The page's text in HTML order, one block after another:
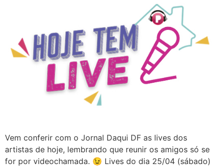
Vem conferir com o Jornal Daqui DF as lives dos
artistas de hoje, lembrando que reunir os amigos só se
for por videochamada. 😉 Lives do dia 25/04 (sábado)